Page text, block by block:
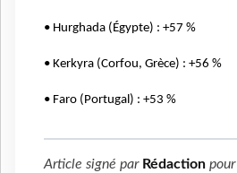
• Hurghada (Égypte) : +57 %
• Kerkyra (Corfou, Grèce) : +56 %
• Faro (Portugal) : +53 %
Article signé par Rédaction pour